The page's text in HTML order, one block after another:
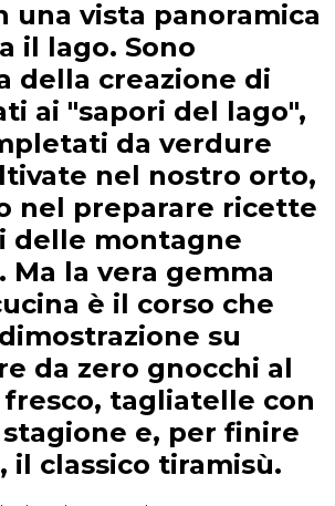
una vista panoramica
il lago. Sono
della creazione di
ai "sapori del lago",
da verdure
nel nostro orto,
nel preparare ricette
delle montagne
Ma la vera gemma
è il corso che
su
da zero gnocchi al
tagliatelle con
e, per finire
il classico tiramisù.